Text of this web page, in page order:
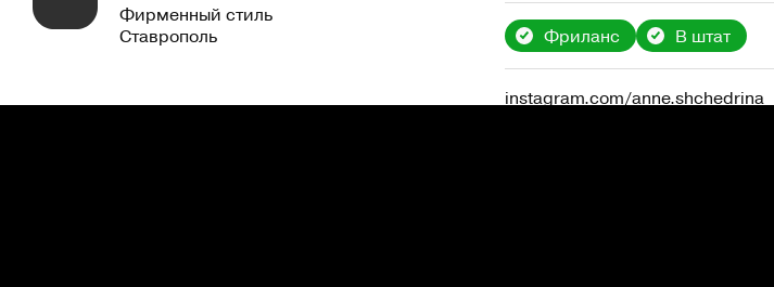
Фирменный стиль
Ставрополь
Фриланс В штат
instagram.com/anne.shchedrina